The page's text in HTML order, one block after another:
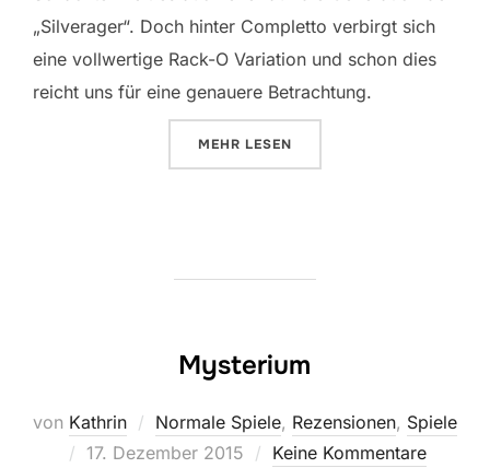
„Silverager“. Doch hinter Completto verbirgt sich
eine vollwertige Rack-O Variation und schon dies
reicht uns für eine genauere Betrachtung.
MEHR ÜBER „COMPLETTO“
LESEN
Mysterium
von Kathrin Normale Spiele, Rezensionen, Spiele
Veröffentlicht
17. Dezember 2015 Keine Kommentare